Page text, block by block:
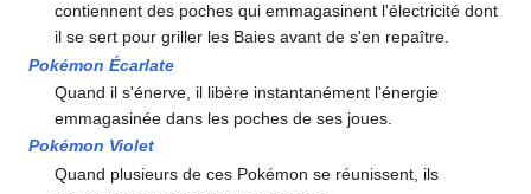
contiennent des poches qui emmagasinent l'électricité dont
il se sert pour griller les Baies avant de s'en repaître.
Pokémon Écarlate
Quand il s'énerve, il libère instantanément l'énergie
emmagasinée dans les poches de ses joues.
Pokémon Violet
Quand plusieurs de ces Pokémon se réunissent, ils